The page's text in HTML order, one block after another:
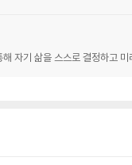
자기 삶을 스스로 결정하고